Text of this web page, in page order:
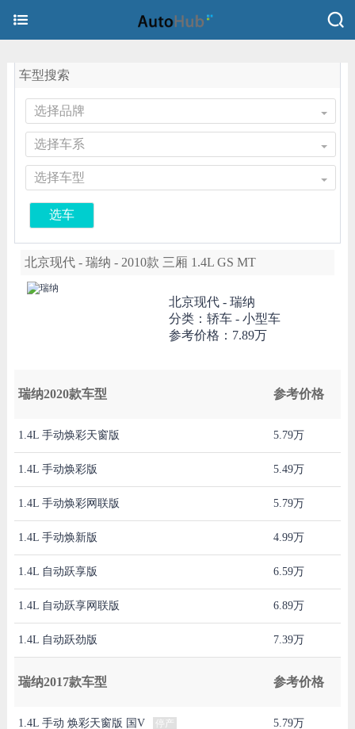
车型搜索
选择品牌
选择车系
选择车型
选车
北京现代 - 瑞纳 - 2010款 三厢 1.4L GS MT
北京现代 - 瑞纳
分类：轿车 - 小型车
参考价格： 7.89万
瑞纳2020款车型 参考价格
1.4L 手动焕彩天窗版 5.79万
1.4L 手动焕彩版 5.49万
1.4L 手动焕彩网联版 5.79万
1.4L 手动焕新版 4.99万
1.4L 自动跃享版 6.59万
1.4L 自动跃享网联版 6.89万
1.4L 自动跃劲版 7.39万
瑞纳2017款车型 参考价格
1.4L 手动 焕彩天窗版 国V 停产 5.79万